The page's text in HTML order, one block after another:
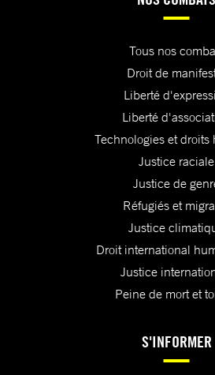
Tous nos
Droit de
Liberté
Liberté
Technologies et droits
Justice raciale
Justice de
Réfugiés et
Justice
Droit international
Justice
Peine de mort et
S'INFORMER